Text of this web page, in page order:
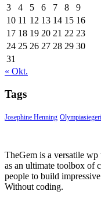
3
4 5 6 7 8
9
10 11 12 13 14 15 16
17 18 19 20 21 22 23
24 25 26 27 28 29 30
31
« Okt.
Tags
Josephine Henning
TheGem is a versatile
as an ultimate toolbox of
people to build
Without coding.